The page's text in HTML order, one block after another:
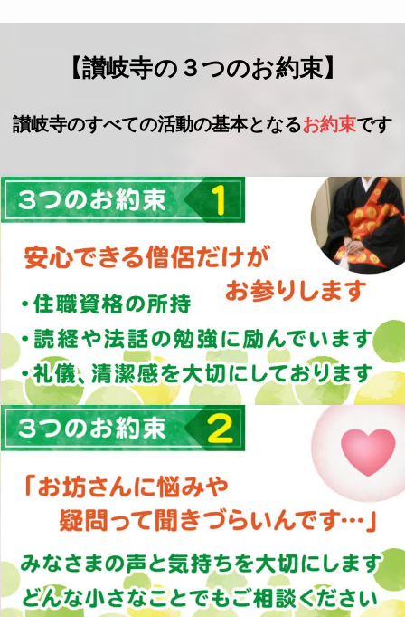
【讃岐寺の３つのお約束】
讃岐寺のすべての活動の基本となるお約束です